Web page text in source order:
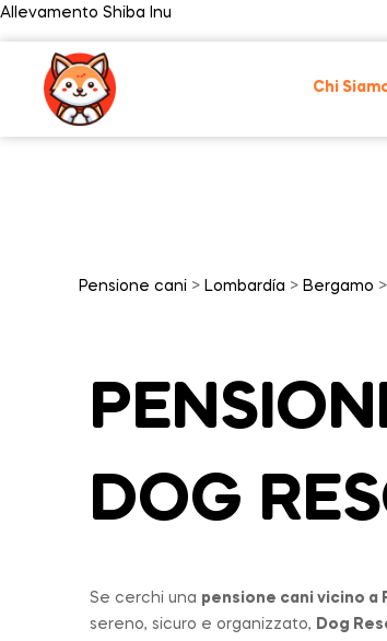
Allevamento Shiba Inu
Chi
Pensione cani > Lombardía > Bergamo
DOG
Se cerchi una pensione cani vicino a
sereno, sicuro e organizzato, Dog